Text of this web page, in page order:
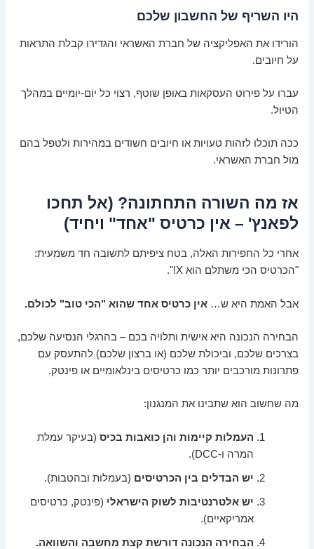
היו השריף של החשבון שלכם
הורידו את האפליקציה של חברת האשראי והגדירו קבלת התראות
על חיובים.
עברו על פירוט העסקאות באופן שוטף, רצוי כל יום-יומיים במהלך
הטיול.
ככה תוכלו לזהות טעויות או חיובים חשודים במהירות ולטפל בהם
מול חברת האשראי.
אז מה השורה התחתונה? (אל תחכו
לפאנץ' – אין כרטיס "אחד" ויחיד)
אחרי כל החפירות האלה, בטח ציפיתם לתשובה חד משמעית:
"הכרטיס הכי משתלם הוא X!".
אבל האמת היא ש…אין כרטיס אחד שהוא "הכי טוב" לכולם.
הבחירה הנכונה היא אישית ותלויה בכם – בהרגלי הנסיעה שלכם,
בצרכים שלכם, וביכולת שלכם (או ברצון שלכם) להתעסק עם
פתרונות מורכבים יותר כמו כרטיסים בינלאומיים או פינטק.
מה שחשוב הוא שתבינו את המנגנון:
העמלות קיימות והן כואבות בכיס (בעיקר עמלת
המרה ו-DCC).
יש הבדלים בין הכרטיסים (בעמלות ובהטבות).
יש אלטרנטיבות לשוק הישראלי (פינטק, כרטיסים
אמריקאיים).
הבחירה הנכונה דורשת קצת מחשבה והשוואה.